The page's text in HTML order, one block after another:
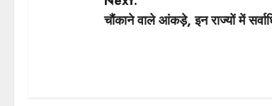
s
चौंकाने वाले आंकड़े, इन राज्यों में